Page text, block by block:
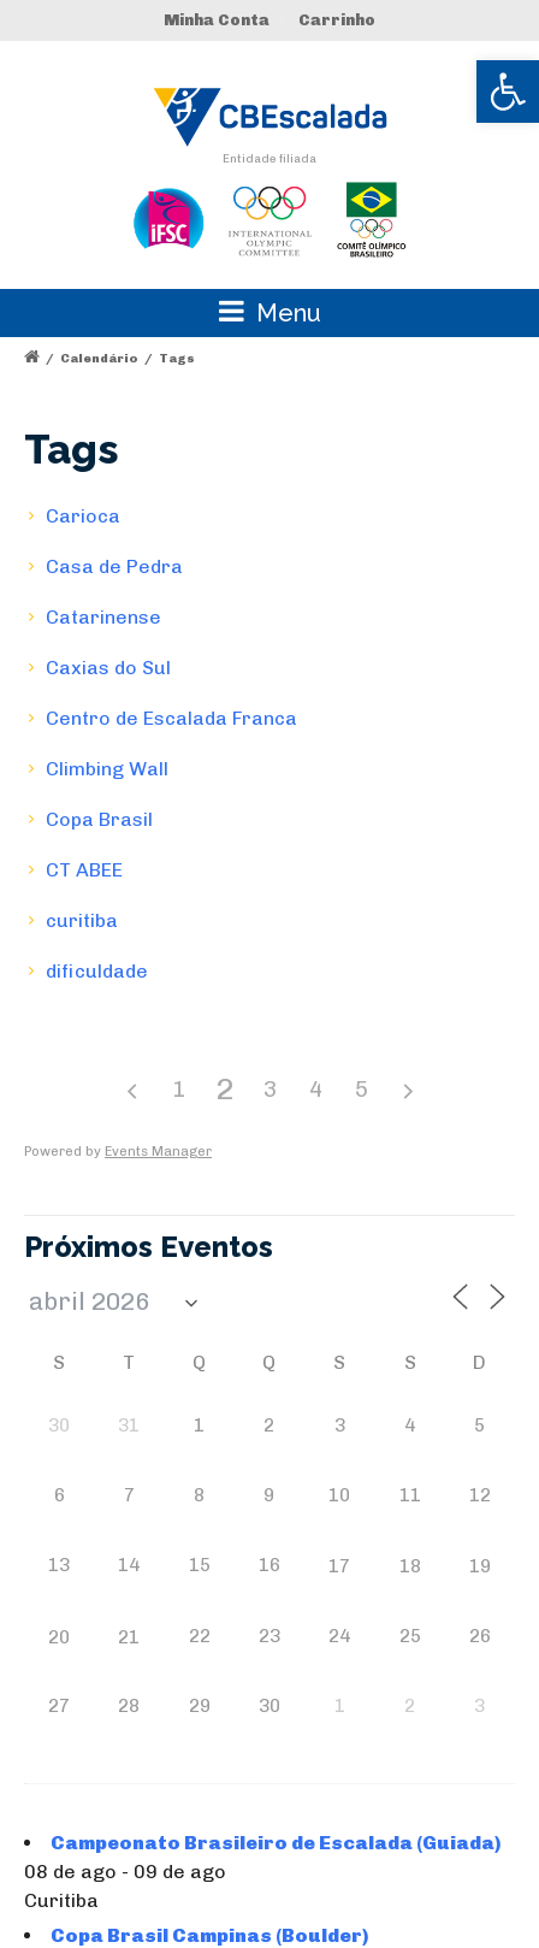
Abrir
Minha Conta Carrinho
Entidade filiada
Menu
/ Calendário / Tags
Tags
Carioca
Casa de Pedra
Catarinense
Caxias do Sul
Centro de Escalada Franca
Climbing Wall
Copa Brasil
CT ABEE
curitiba
dificuldade
1 2 3 4 5
Powered by Events Manager
Próximos Eventos
S T Q Q S S D
30 31 1 2 3 4 5
6 7 8 9 10 11 12
13 14 15 16 17 18 19
20 21 22 23 24 25 26
27 28 29 30 1 2 3
Campeonato Brasileiro de Escalada (Guiada)
08 de ago - 09 de ago
Curitiba
Copa Brasil Campinas (Boulder)